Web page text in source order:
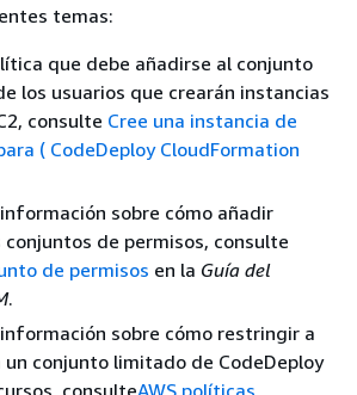
temas:
que debe añadirse al conjunto
los usuarios que crearán instancias
consulte Cree una instancia de
( CodeDeploy CloudFormation
sobre cómo añadir
de permisos, consulte
de permisos en la Guía del
.
sobre cómo restringir a
un conjunto limitado de CodeDeploy
consulteAWS políticas